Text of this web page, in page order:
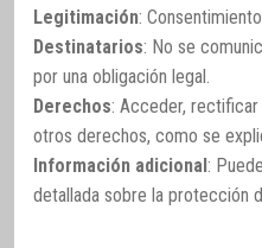
Legitimación:
Destinatarios: No se
por una obligación legal.
Derechos: Acceder,
otros derechos, como se
Información adicional:
detallada sobre la protección